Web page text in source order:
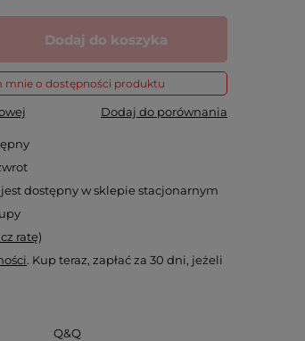
Dodaj do koszyka
mnie o dostępności produktu
Dodaj do porównania
dostępny w sklepie stacjonarnym
ratę)
. Kup teraz, zapłać za 30 dni, jeżeli
Q&Q